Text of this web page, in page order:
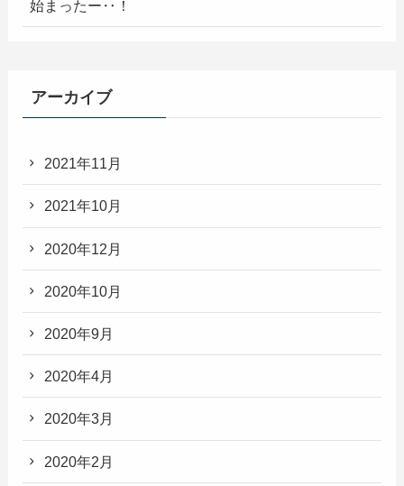
始まったー‥！
アーカイブ
2021年11月
2021年10月
2020年12月
2020年10月
2020年9月
2020年4月
2020年3月
2020年2月